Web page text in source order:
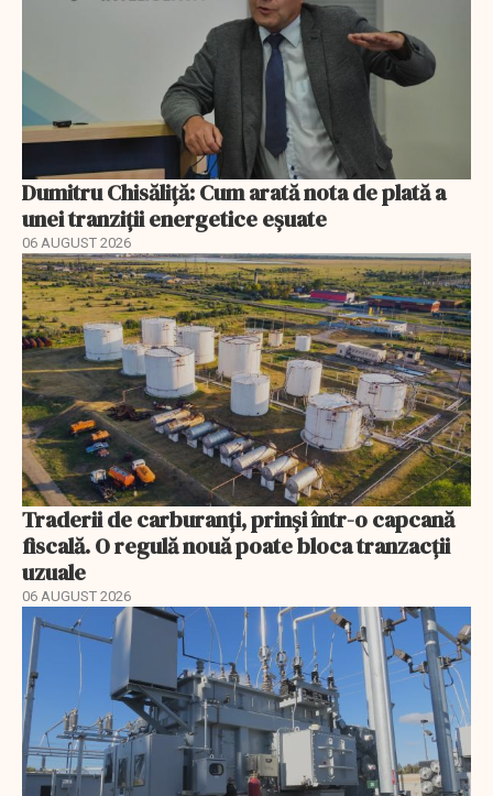
Dumitru Chisăliță: Cum arată nota de plată a
unei tranziții energetice eșuate
06 AUGUST 2026
Traderii de carburanți, prinși într-o capcană
fiscală. O regulă nouă poate bloca tranzacții
uzuale
06 AUGUST 2026